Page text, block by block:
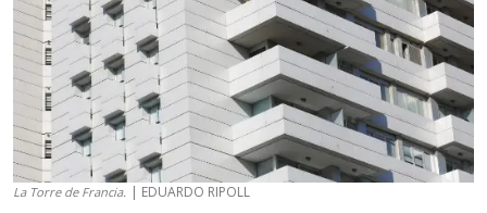
La Torre de Francia. | EDUARDO RIPOLL